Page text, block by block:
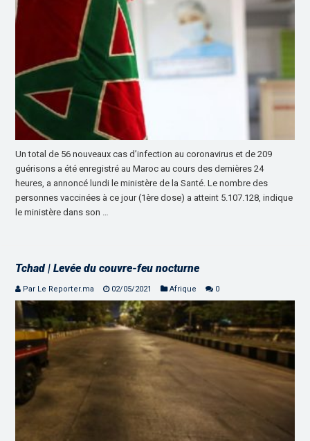
Un total de 56 nouveaux cas d’infection au coronavirus et de 209
guérisons a été enregistré au Maroc au cours des dernières 24
heures, a annoncé lundi le ministère de la Santé. Le nombre des
personnes vaccinées à ce jour (1ère dose) a atteint 5.107.128, indique
le ministère dans son …
Tchad | Levée du couvre-feu nocturne
Par Le Reporter.ma 02/05/2021 Afrique 0